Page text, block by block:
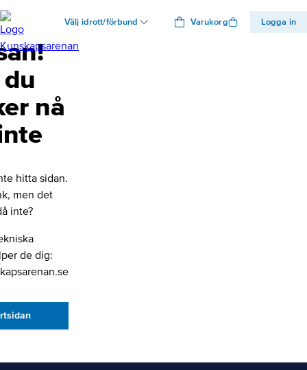
Välj idrott/förbund Varukorg Logga in
nå
hitta sidan.
men det
inte?
de dig: